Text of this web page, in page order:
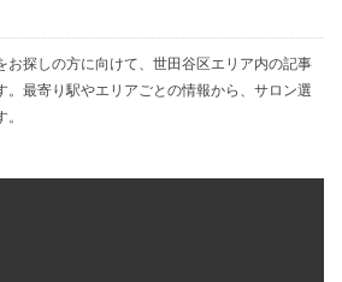
お探しの方に向けて、世田谷区エリア内の記事
。最寄り駅やエリアごとの情報から、サロン選
医療脱毛
湘南美容クリニック